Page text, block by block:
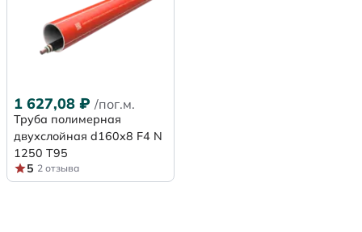
1 627,08 ₽ /пог.м.
Труба полимерная
двухслойная d160x8 F4 N
1250 Т95
5 2 отзыва